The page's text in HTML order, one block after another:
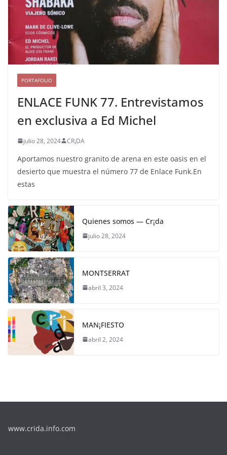
PORTAFOLIO
ENLACE FUNK 77. Entrevistamos
en exclusiva a Ed Michel
julio 28, 2024 CR¡DA
Aportamos nuestro granito de arena en este oasis en el
desierto que muestra el número 77 de Enlace Funk.En
estas
Quienes somos — Cr¡da
julio 28, 2024
MONTSERRAT
abril 3, 2024
MAN¡FIESTO
abril 2, 2024
www.crida.info.com